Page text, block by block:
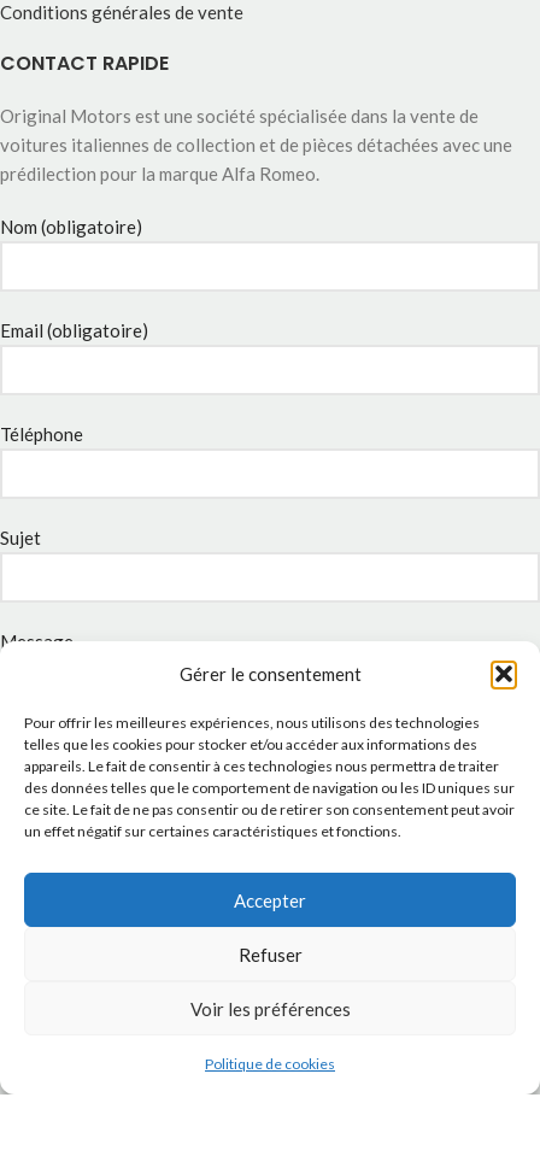
Gérer le consentement
Pour offrir les meilleures expériences, nous utilisons des technologies
telles que les cookies pour stocker et/ou accéder aux informations des
appareils. Le fait de consentir à ces technologies nous permettra de traiter
des données telles que le comportement de navigation ou les ID uniques sur
ce site. Le fait de ne pas consentir ou de retirer son consentement peut avoir
un effet négatif sur certaines caractéristiques et fonctions.
Accepter
Refuser
Voir les préférences
Politique de cookies
Conditions générales de vente
CONTACT RAPIDE
Original Motors est une société spécialisée dans la vente de
voitures italiennes de collection et de pièces détachées avec une
prédilection pour la marque Alfa Romeo.
Nom (obligatoire)
Email (obligatoire)
Téléphone
Sujet
Message
J'accepte laPolitique de confidentialitéde ce site.
INSTAGRAM